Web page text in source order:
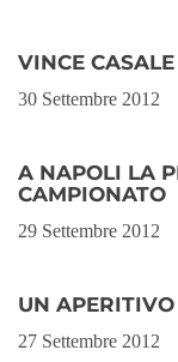
VINCE
30 Settembre 2012
A NAPOLI LA
CAMPIONATO
29 Settembre 2012
UN
27 Settembre 2012